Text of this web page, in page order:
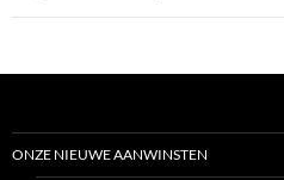
ONZE NIEUWE AANWINSTEN